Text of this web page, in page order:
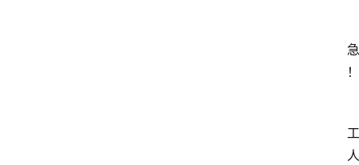
急
！
工
人